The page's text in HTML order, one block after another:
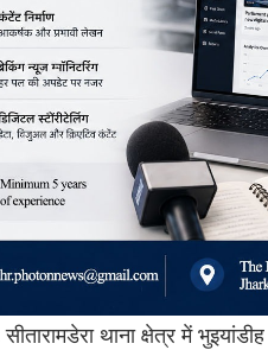
सीतारामडेरा थाना क्षेत्र में